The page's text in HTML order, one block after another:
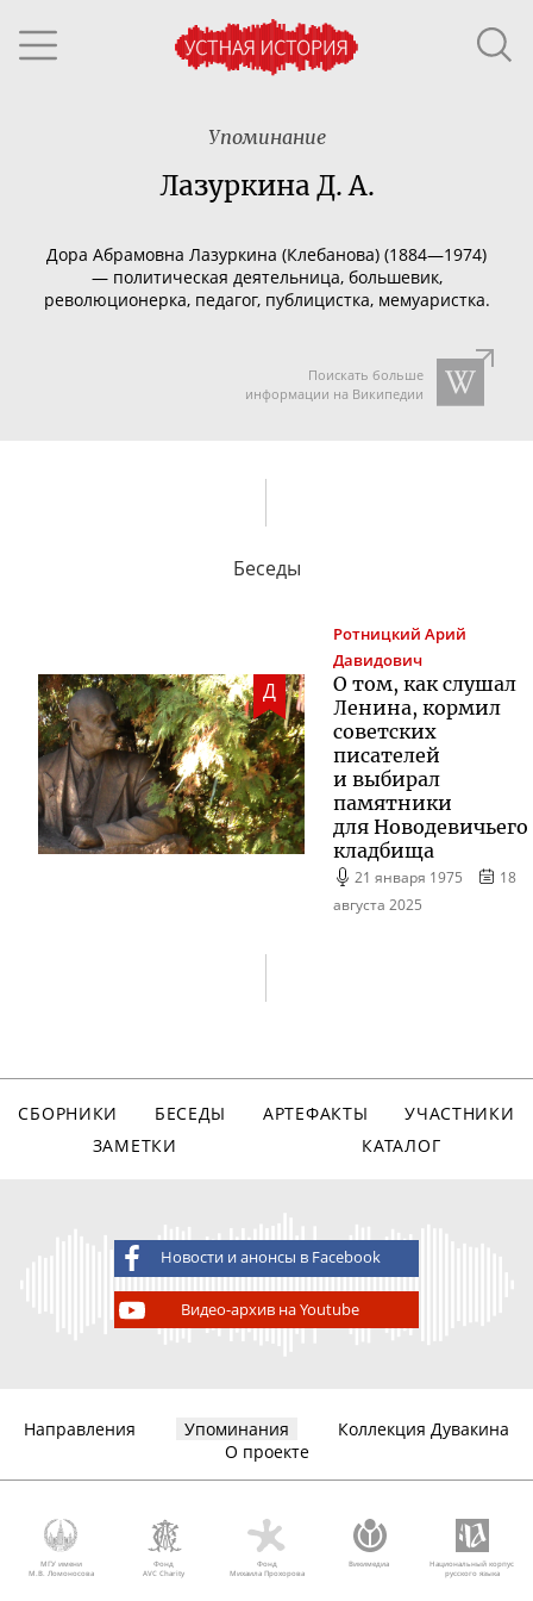
Упоминание
Лазуркина Д. А.
Дора Абрамовна Лазуркина (Клебанова) (1884—1974)
— политическая деятельница, большевик,
революционерка, педагог, публицистка, мемуаристка.
Поискать больше
информации на Википедии
Беседы
Д
Ротницкий Арий
Давидович
О том, как слушал
Ленина, кормил
советских
писателей
и выбирал
памятники
для Новодевичьего
кладбища
21 января 1975
18
августа 2025
СБОРНИКИ БЕСЕДЫ АРТЕФАКТЫ
УЧАСТНИКИ
ЗАМЕТКИ
КАТАЛОГ
Новости и анонсы в Facebook
Видео-архив на Youtube
Направления Упоминания
Коллекция Дувакина
О проекте
МГУ имени
М.В. Ломоносова
Фонд
AVC Charity
Фонд
Михаила Прохорова
Викимедиа
Национальный корпус
русского языка